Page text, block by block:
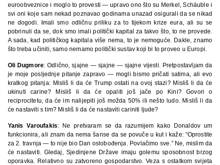
euroobveznice i moglo to provesti — upravo ono što su Merkel, Schäuble i
svi oni koje sam nekad poznavao godinama unazad osigurali da se nikad
ne dogodi. Imali smo odličnu priliku za to tijekom krize eura, ali su se
pobrinuli da se, dok smo imali politički kapital za takvo što, to ne provede.
A sada, kad političkog kapitala više nema, to je nemoguće. Dakle, znamo
što treba učiniti, samo nemamo politički sustav koji bi to proveo u Europi.
Oli Dugmore: Odlično, sjajne — sjajne — sjajne vijesti. Pretpostavljam da
je moje posljednje pitanje zapravo — mogli bismo pričati satima, ali evo
kratkog pitanja: Misliš li da će Trump ostati na ovoj stazi? Misliš li da će
ukinuti carine? Misliš li da će opaliti još jače po Kini? Govori o
reciprocitetu, da će im nalijepiti još možda 50% ili nešto ludo. Misliš li da
će nastaviti s tim? Misliš li da će nastaviti cariniti ljude?
Yanis Varoufakis: Ne pretvaram se da razumijem kako Donaldov um
funkcionira, ali znam da nema šanse da se povuče u kut i kaže: “Oprostite
za 2. travnja — to nije bio Dan oslobođenja. Povlačimo sve.” Ne, mislim da
će nastaviti. Gledaj, Sjedinjene Države imaju golemu sposobnost brzog
oporavka. Relativno su zatvoreno gospodarstvo. Veza s ostatkom svijeta